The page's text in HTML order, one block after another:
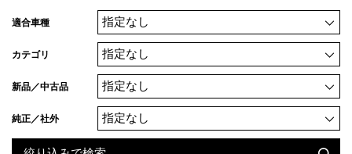
適合車種
カテゴリ
新品／中古品
純正／社外